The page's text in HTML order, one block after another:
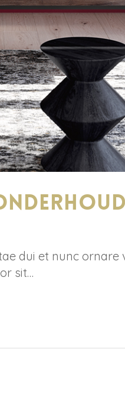
dui et nunc
sit…